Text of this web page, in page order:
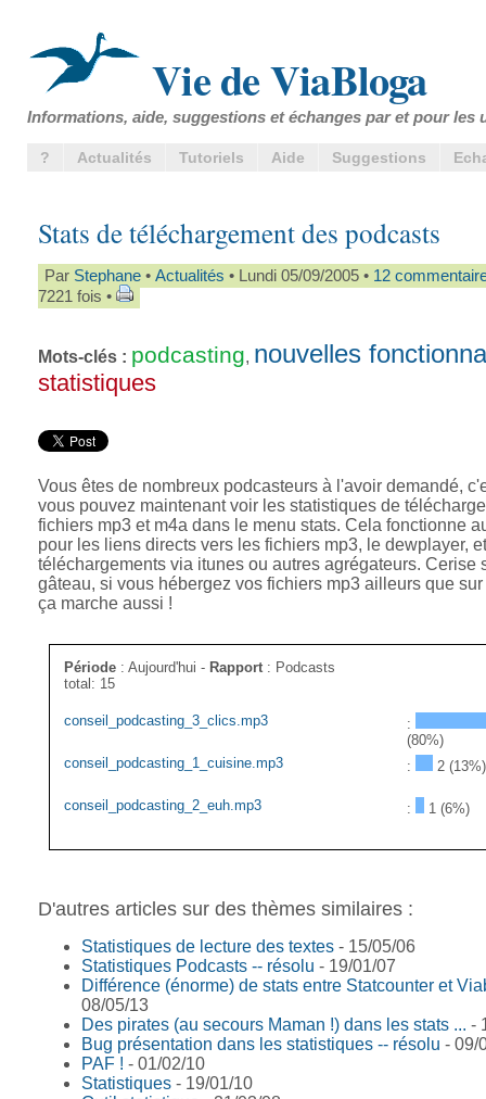
Vie de ViaBloga
Informations, aide, suggestions et échanges par et pour les
? Actualités Tutoriels Aide Suggestions
Stats de téléchargement des podcasts
Par Stephane • Actualités • Lundi 05/09/2005 • 12
7221 fois •
Mots-clés : podcasting, nouvelles
statistiques
Vous êtes de nombreux podcasteurs à l'avoir demandé,
vous pouvez maintenant voir les statistiques de
fichiers mp3 et m4a dans le menu stats. Cela fonctionne
pour les liens directs vers les fichiers mp3, le dewplayer,
téléchargements via itunes ou autres agrégateurs. Cerise
gâteau, si vous hébergez vos fichiers mp3 ailleurs que
ça marche aussi !
Période : Aujourd'hui - Rapport : Podcasts
total: 15
conseil_podcasting_3_clics.mp3
:
(80%)
conseil_podcasting_1_cuisine.mp3
: 2 (13%)
conseil_podcasting_2_euh.mp3 : 1 (6%)
D'autres articles sur des thèmes similaires :
Statistiques de lecture des textes - 15/05/06
Statistiques Podcasts -- résolu - 19/01/07
Différence (énorme) de stats entre Statcounter et
08/05/13
Des pirates (au secours Maman !) dans les stats ... -
Bug présentation dans les statistiques -- résolu - 09/
PAF ! - 01/02/10
Statistiques - 19/01/10